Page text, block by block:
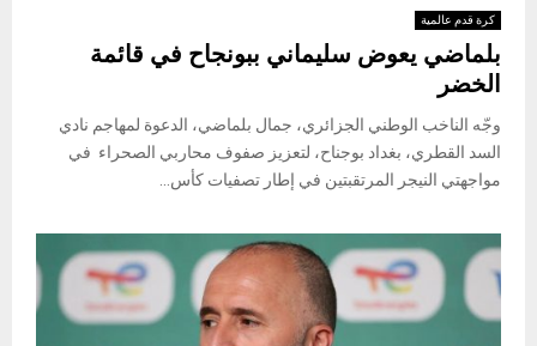
كرة قدم عالمية
بلماضي يعوض سليماني ببونجاح في قائمة
الخضر
وجّه الناخب الوطني الجزائري، جمال بلماضي، الدعوة لمهاجم نادي
السد القطري، بغداد بوجناح، لتعزيز صفوف محاربي الصحراء في
مواجهتي النيجر المرتقبتين في إطار تصفيات كأس...